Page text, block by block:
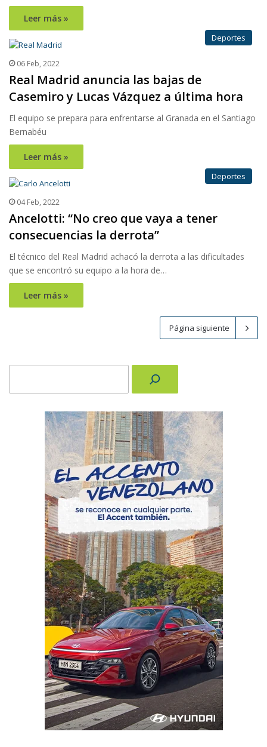
Leer más »
Deportes
06 Feb, 2022
Real Madrid anuncia las bajas de
Casemiro y Lucas Vázquez a última hora
El equipo se prepara para enfrentarse al Granada en el Santiago
Bernabéu
Leer más »
Deportes
04 Feb, 2022
Ancelotti: “No creo que vaya a tener
consecuencias la derrota”
El técnico del Real Madrid achacó la derrota a las dificultades
que se encontró su equipo a la hora de…
Leer más »
Página siguiente